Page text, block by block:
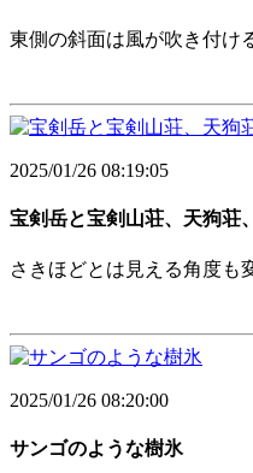
東側の斜面は風が吹き付け
2025/01/26 08:19:05
宝剣岳と宝剣山荘、天狗荘
さきほどとは見える角度も
2025/01/26 08:20:00
サンゴのような樹氷